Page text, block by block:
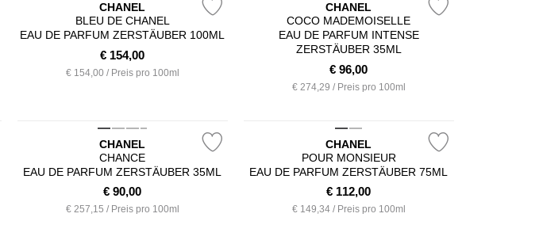
CHANEL
BLEU DE CHANEL
EAU DE PARFUM ZERSTÄUBER 100ML
€ 154,00
€ 154,00 / Preis pro 100ml
CHANEL
COCO MADEMOISELLE
EAU DE PARFUM INTENSE
ZERSTÄUBER 35ML
€96,00
€ 274,29 / Preis pro 100ml
CHANEL
CHANCE
EAU DE PARFUM ZERSTÄUBER 35ML
€90,00
€ 257,15 / Preis pro 100ml
CHANEL
POUR MONSIEUR
EAU DE PARFUM ZERSTÄUBER 75ML
€ 112,00
€ 149,34 / Preis pro 100ml